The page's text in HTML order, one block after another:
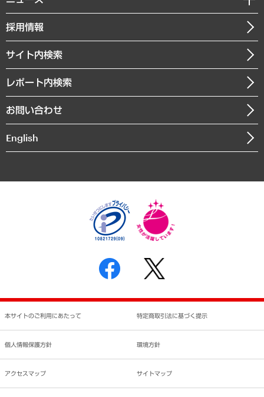
GRC（ガバナンス・リスク・コンプライアンス）・防災（政策）
経済・産業・雇用・労働
まちづくり・観光・交通・スポーツ・スマートシティ
自然資源・農林水産業・食料システム
経営用語集
受託・受注実績（官公庁関連）
メディア掲載・出演
社長メッセージ
会社概要
沿革
組織図・本部部室紹介
インドネシア現地法人
個人情報保護方針
反社会的勢力に対する基本方針
書面による個人情報の開示等の請求の手続きについて
ニュースリリース
お知らせ
採用情報
サイト内検索
レポート内検索
お問い合わせ
English
本サイトのご利用にあたって 特定商取引法に基づく提示
個人情報保護方針 環境方針
アクセスマップ サイトマップ